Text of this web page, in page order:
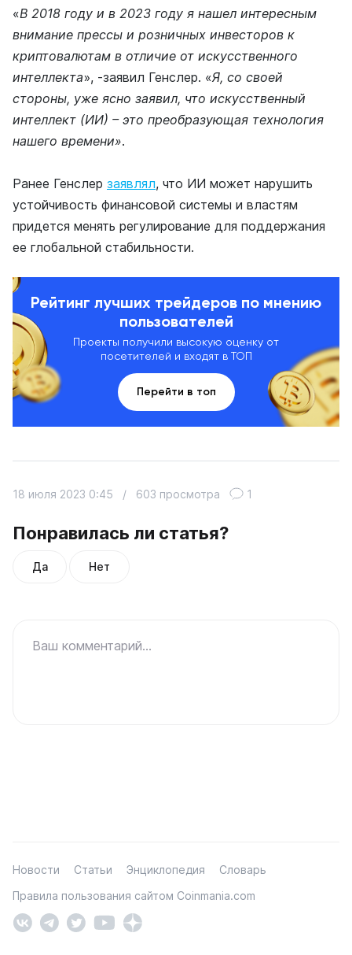
«В 2018 году и в 2023 году я нашел интересным
внимание прессы и розничных инвесторов к
криптовалютам в отличие от искусственного
интеллекта», -заявил Генслер. «Я, со своей
стороны, уже ясно заявил, что искусственный
интеллект (ИИ) – это преобразующая технология
нашего времени».
Ранее Генслер заявлял, что ИИ может нарушить
устойчивость финансовой системы и властям
придется менять регулирование для поддержания
ее глобальной стабильности.
Рейтинг лучших трейдеров по мнению
пользователей
Проекты получили высокую оценку от
посетителей и входят в ТОП
Перейти в топ
Понравилась ли статья?
Да Нет
18 июля 2023 0:45 / 603 просмотра 1
Ваш комментарий...
Новости Статьи Энциклопедия
Словарь
Правила пользования сайтом Coinmania.com